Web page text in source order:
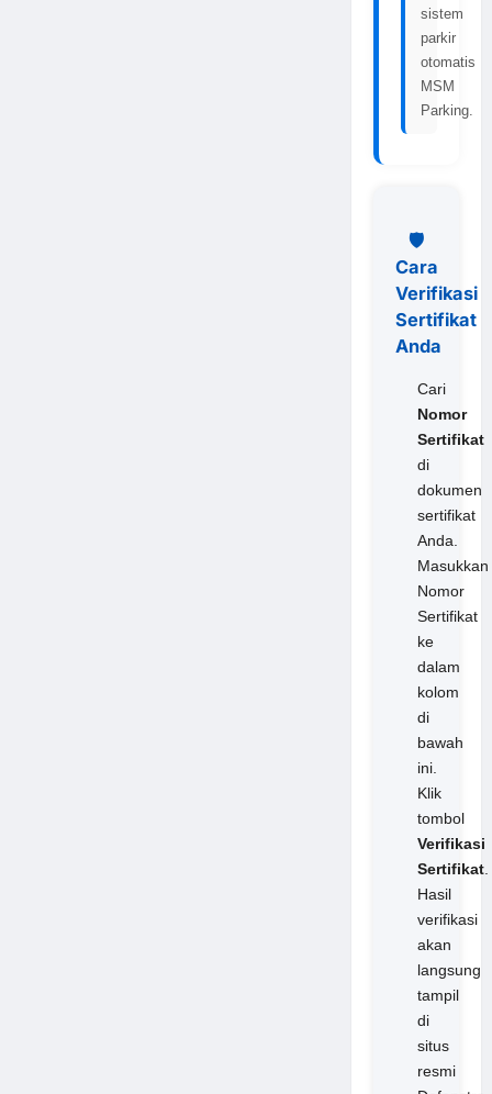
sistem
parkir
otomatis
MSM
Parking.
🛡️
Cara
Verifikasi
Sertifikat
Anda
Cari
Nomor
Sertifikat
di
dokumen
sertifikat
Anda.
Masukkan
Nomor
Sertifikat
ke
dalam
kolom
di
bawah
ini.
Klik
tombol
Verifikasi
Sertifikat.
Hasil
verifikasi
akan
langsung
tampil
di
situs
resmi